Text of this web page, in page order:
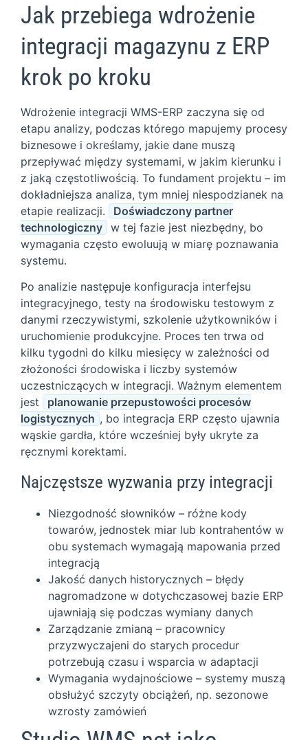
Jak przebiega wdrożenie
integracji magazynu z ERP
krok po kroku
Wdrożenie integracji WMS-ERP zaczyna się od
etapu analizy, podczas którego mapujemy procesy
biznesowe i określamy, jakie dane muszą
przepływać między systemami, w jakim kierunku i
z jaką częstotliwością. To fundament projektu – im
dokładniejsza analiza, tym mniej niespodzianek na
etapie realizacji.
Doświadczony partner
technologiczny w tej fazie jest niezbędny, bo
wymagania często ewoluują w miarę poznawania
systemu.
Po analizie następuje konfiguracja interfejsu
integracyjnego, testy na środowisku testowym z
danymi rzeczywistymi, szkolenie użytkowników i
uruchomienie produkcyjne. Proces ten trwa od
kilku tygodni do kilku miesięcy w zależności od
złożoności środowiska i liczby systemów
uczestniczących w integracji. Ważnym elementem
jest
planowanie przepustowości procesów
logistycznych , bo integracja ERP często ujawnia
wąskie gardła, które wcześniej były ukryte za
ręcznymi korektami.
Najczęstsze wyzwania przy integracji
Niezgodność słowników – różne kody
towarów, jednostek miar lub kontrahentów w
obu systemach wymagają mapowania przed
integracją
Jakość danych historycznych – błędy
nagromadzone w dotychczasowej bazie ERP
ujawniają się podczas wymiany danych
Zarządzanie zmianą – pracownicy
przyzwyczajeni do starych procedur
potrzebują czasu i wsparcia w adaptacji
Wymagania wydajnościowe – systemy muszą
obsłużyć szczyty obciążeń, np. sezonowe
wzrosty zamówień